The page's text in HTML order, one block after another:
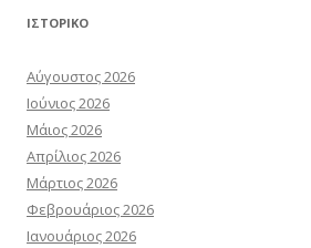
ΙΣΤΟΡΙΚΌ
Αύγουστος 2026
Ιούνιος 2026
Μάιος 2026
Απρίλιος 2026
Μάρτιος 2026
Φεβρουάριος 2026
Ιανουάριος 2026